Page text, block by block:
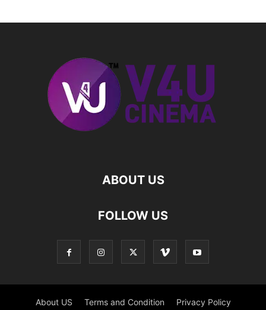
ABOUT US
FOLLOW US
About US Terms and Condition Privacy Policy